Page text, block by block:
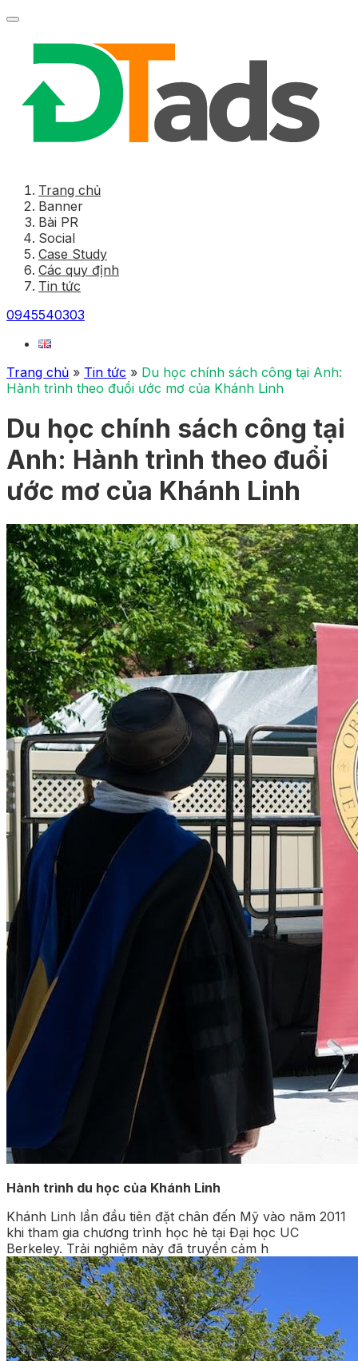
Trang chủ
Banner
Bài PR
Social
Case Study
Các quy định
Tin tức
0945540303
Trang chủ » Tin tức » Du học chính sách công tại Anh:
Hành trình theo đuổi ước mơ của Khánh Linh
Du học chính sách công tại
Anh: Hành trình theo đuổi
ước mơ của Khánh Linh
Hành trình du học của Khánh Linh
Khánh Linh lần đầu tiên đặt chân đến Mỹ vào năm 2011
khi tham gia chương trình học hè tại Đại học UC
Berkeley. Trải nghiệm này đã truyền cảm h